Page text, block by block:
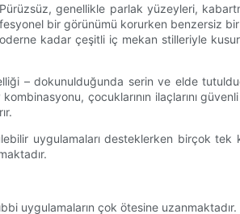
genellikle parlak yüzeyleri,
bir görünümü korurken benzersiz
kadar çeşitli iç mekan stilleriyle
– dokunulduğunda serin ve elde
çocuklarının ilaçlarını
uygulamaları desteklerken birçok tek
uygulamaların çok ötesine